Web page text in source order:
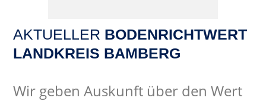
AKTUELLER BODENRICHTWERT
LANDKREIS BAMBERG
Wir geben Auskunft über den Wert